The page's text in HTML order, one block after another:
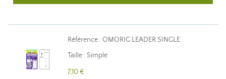
Référence : OMORIG LEADER SINGLE
Taille : Simple
7,10 €